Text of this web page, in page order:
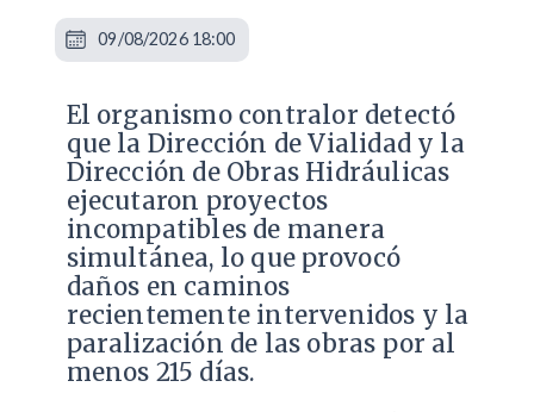
El organismo contralor detectó
que la Dirección de Vialidad y la
Dirección de Obras Hidráulicas
ejecutaron proyectos
incompatibles de manera
simultánea, lo que provocó
daños en caminos
recientemente intervenidos y la
paralización de las obras por al
menos 215 días.
09/08/2026 18:00